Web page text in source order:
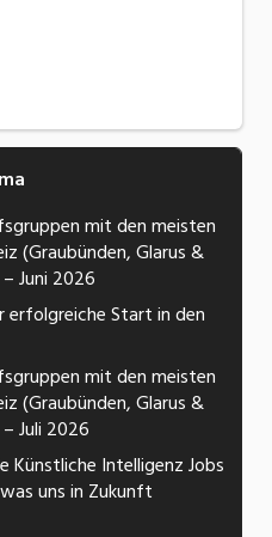
mit den meisten
(Graubünden, Glarus &
Juni 2026
erfolgreiche Start in den
mit den meisten
(Graubünden, Glarus &
Juli 2026
Künstliche Intelligenz Jobs
uns in Zukunft